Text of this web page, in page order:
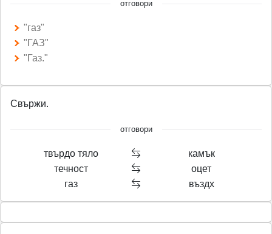
отговори
"газ"
"ГАЗ"
"Газ."
Свържи.
отговори
твърдо тяло
камък
течност
оцет
газ
въздх